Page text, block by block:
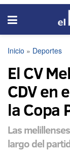
Inicio » Deportes
El CV
CDV en
la Copa
Las
largo del